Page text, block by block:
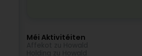
Méi Aktivitéiten